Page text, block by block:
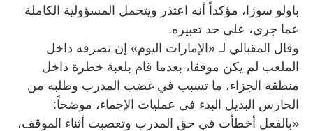
باولو سوزا، مؤكداً أنه اعتذر ويتحمل المسؤولية الكاملة
عما جرى، على حد تعبيره.
وقال المقبالي لـ «الإمارات اليوم» إن تصرفه داخل
الملعب لم يكن موفقا، بعدما قام بلعبة خطرة داخل
منطقة الجزاء، ما تسبب في غضب المدرب وطلبه من
الحارس البديل البدء في عمليات الإحماء، موضحاً:
«بالفعل أخطأت في حق المدرب وتعصبت أثناء الموقف،